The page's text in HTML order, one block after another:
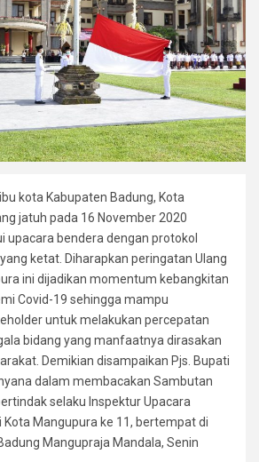
kota Kabupaten Badung, Kota
jatuh pada 16 November 2020
upacara bendera dengan protokol
ketat. Diharapkan peringatan Ulang
ini dijadikan momentum kebangkitan
Covid-19 sehingga mampu
untuk melakukan percepatan
bidang yang manfaatnya dirasakan
Demikian disampaikan Pjs. Bupati
dalam membacakan Sambutan
selaku Inspektur Upacara
Kota Mangupura ke 11, bertempat di
Mangupraja Mandala, Senin